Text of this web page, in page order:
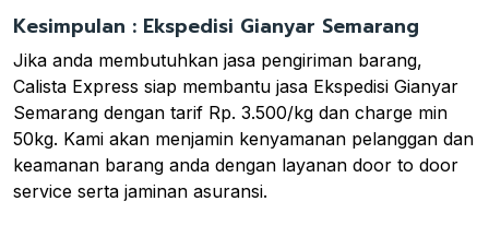
Kesimpulan : Ekspedisi Gianyar Semarang
Jika anda membutuhkan jasa pengiriman barang,
Calista Express siap membantu jasa Ekspedisi Gianyar
Semarang dengan tarif Rp. 3.500/kg dan charge min
50kg. Kami akan menjamin kenyamanan pelanggan dan
keamanan barang anda dengan layanan door to door
service serta jaminan asuransi.